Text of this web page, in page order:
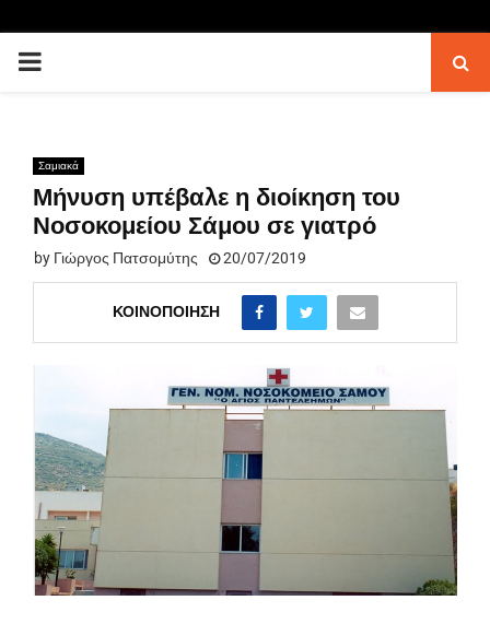
PRIMARY
Σαμιακά
Μήνυση υπέβαλε η διοίκηση του
Νοσοκομείου Σάμου σε γιατρό
by Γιώργος Πατσομύτης 20/07/2019
ΚΟΙΝΟΠΟΊΗΣΗ